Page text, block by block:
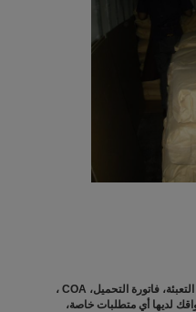
ج: عادة، نحن نقدم الفاتورة التجارية، قائمة التعبئة، فاتورة التحميل، COA ،
لديها أي متطلبات خاصة،